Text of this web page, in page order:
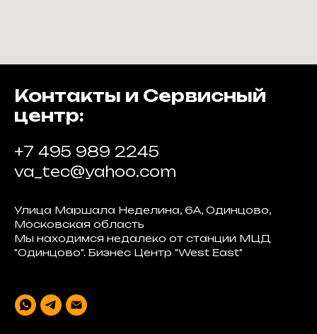
Контакты и Сервисный
центр:
+7 495 989 2245
va_tec@yahoo.com
Улица Маршала Неделина, 6А, Одинцово,
Московская область
Мы находимся недалеко от станции МЦД
"Одинцово". Бизнес Центр "West East"